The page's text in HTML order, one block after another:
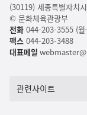
(30119) 세종특별자치
© 문화체육관광부
전화044-203-3555 (월
팩스044-203-3488
대표메일
관련사이트